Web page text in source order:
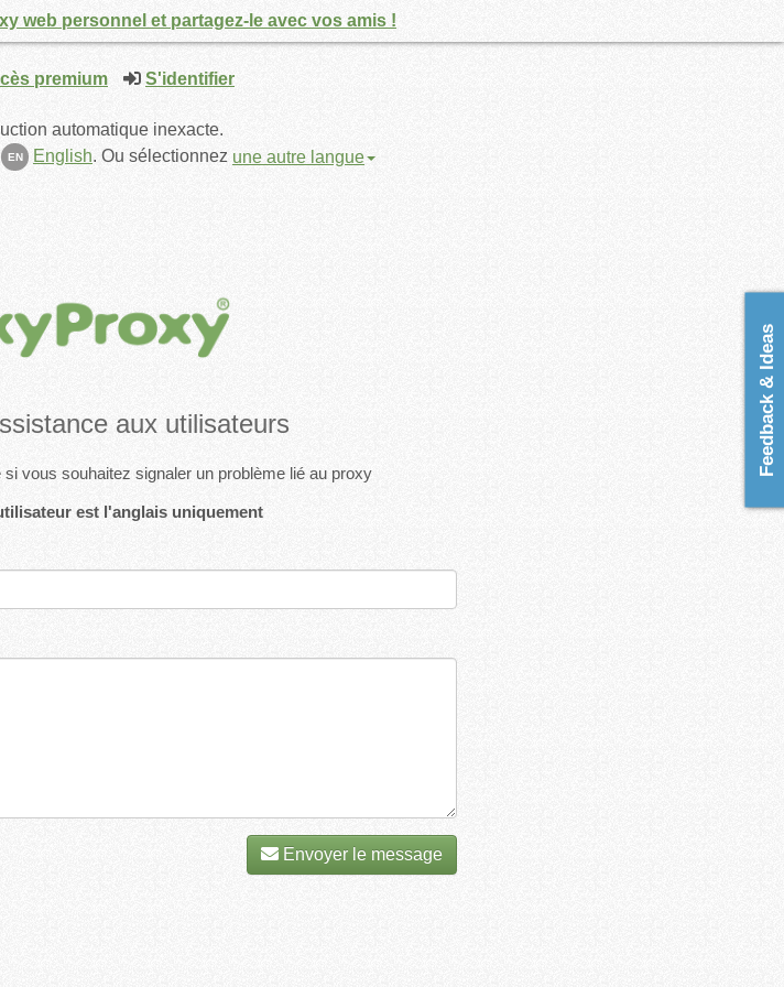
premium S'identifier
automatique inexacte.
EN English. Ou sélectionnez une autre langue
aux utilisateurs
vous souhaitez signaler un problème lié au proxy
est l'anglais uniquement
Envoyer le message
Feedback & Ideas
web personnel et partagez-le avec vos amis !